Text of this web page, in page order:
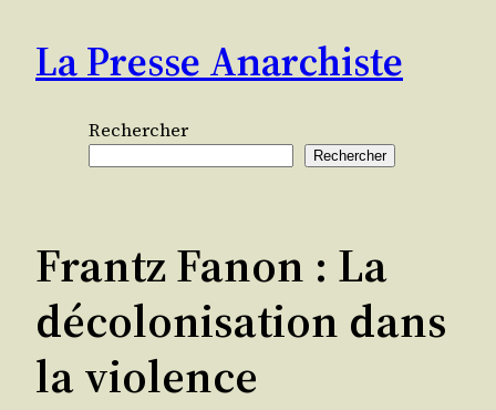
contenu
La Presse Anarchiste
Rechercher
Rechercher
Frantz Fanon : La
décolonisation dans
la violence